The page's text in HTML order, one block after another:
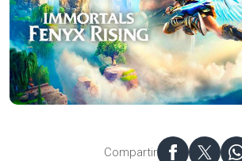
Compartir